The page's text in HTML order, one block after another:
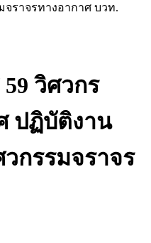
ราจรทางอากาศ บวท.
วิศวกร
ปฏิบัติงาน
กรรมจราจร